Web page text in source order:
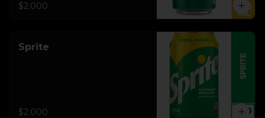
$2.000
Sprite
$2.000